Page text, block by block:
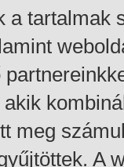
a tartalmak
meg
A